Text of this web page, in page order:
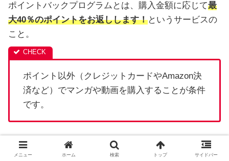
ポイントバックプログラムとは、購入金額に応じて最
大40％のポイントをお返しします！というサービスの
こと。
ポイント以外（クレジットカードやAmazon決
済など）でマンガや動画を購入することが条件
です。
ポイント還元率は以下の通り。
メニュー ホーム 検索 トップ サイドバー